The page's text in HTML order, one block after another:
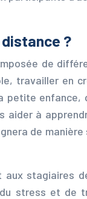
?
de
travailler en
enfance,
à
de manière
stagiaires
stress et de